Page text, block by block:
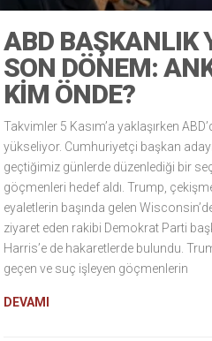
ABD BAŞKANLIK
SON DÖNEM:
KIM ÖNDE?
Takvimler 5 Kasım’a yaklaşırken
yükseliyor. Cumhuriyetçi başkan
geçtiğimiz günlerde düzenlediği bir
göçmenleri hedef aldı. Trump,
eyaletlerin başında gelen
ziyaret eden rakibi Demokrat Parti
Harris’e de hakaretlerde bulundu.
geçen ve suç işleyen göçmenlerin
DEVAMI